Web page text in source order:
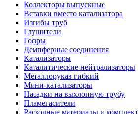
Коллекторы выпускные
Вставки вместо катализатора
Изгибы труб
Глушители
Гофры
Демпферные соединения
Катализаторы
Каталитические нейтрализаторы
Металлорукав гибкий
Мини-катализаторы
Насадки на выхлопную трубу
Пламегасители
Расходные материалы и